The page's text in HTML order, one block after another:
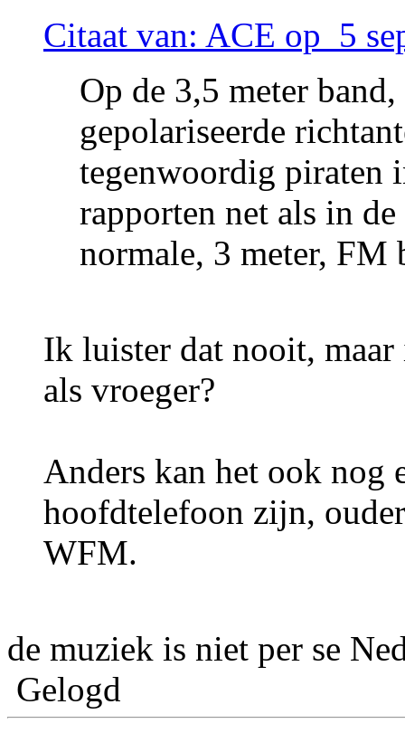
Citaat van: ACE op 5
Op de 3,5 meter
gepolariseerde
tegenwoordig piraten
rapporten net als in
normale, 3 meter, FM
Ik luister dat nooit,
als vroeger?
Anders kan het ook nog
hoofdtelefoon zijn,
WFM.
de muziek is niet per se
Gelogd